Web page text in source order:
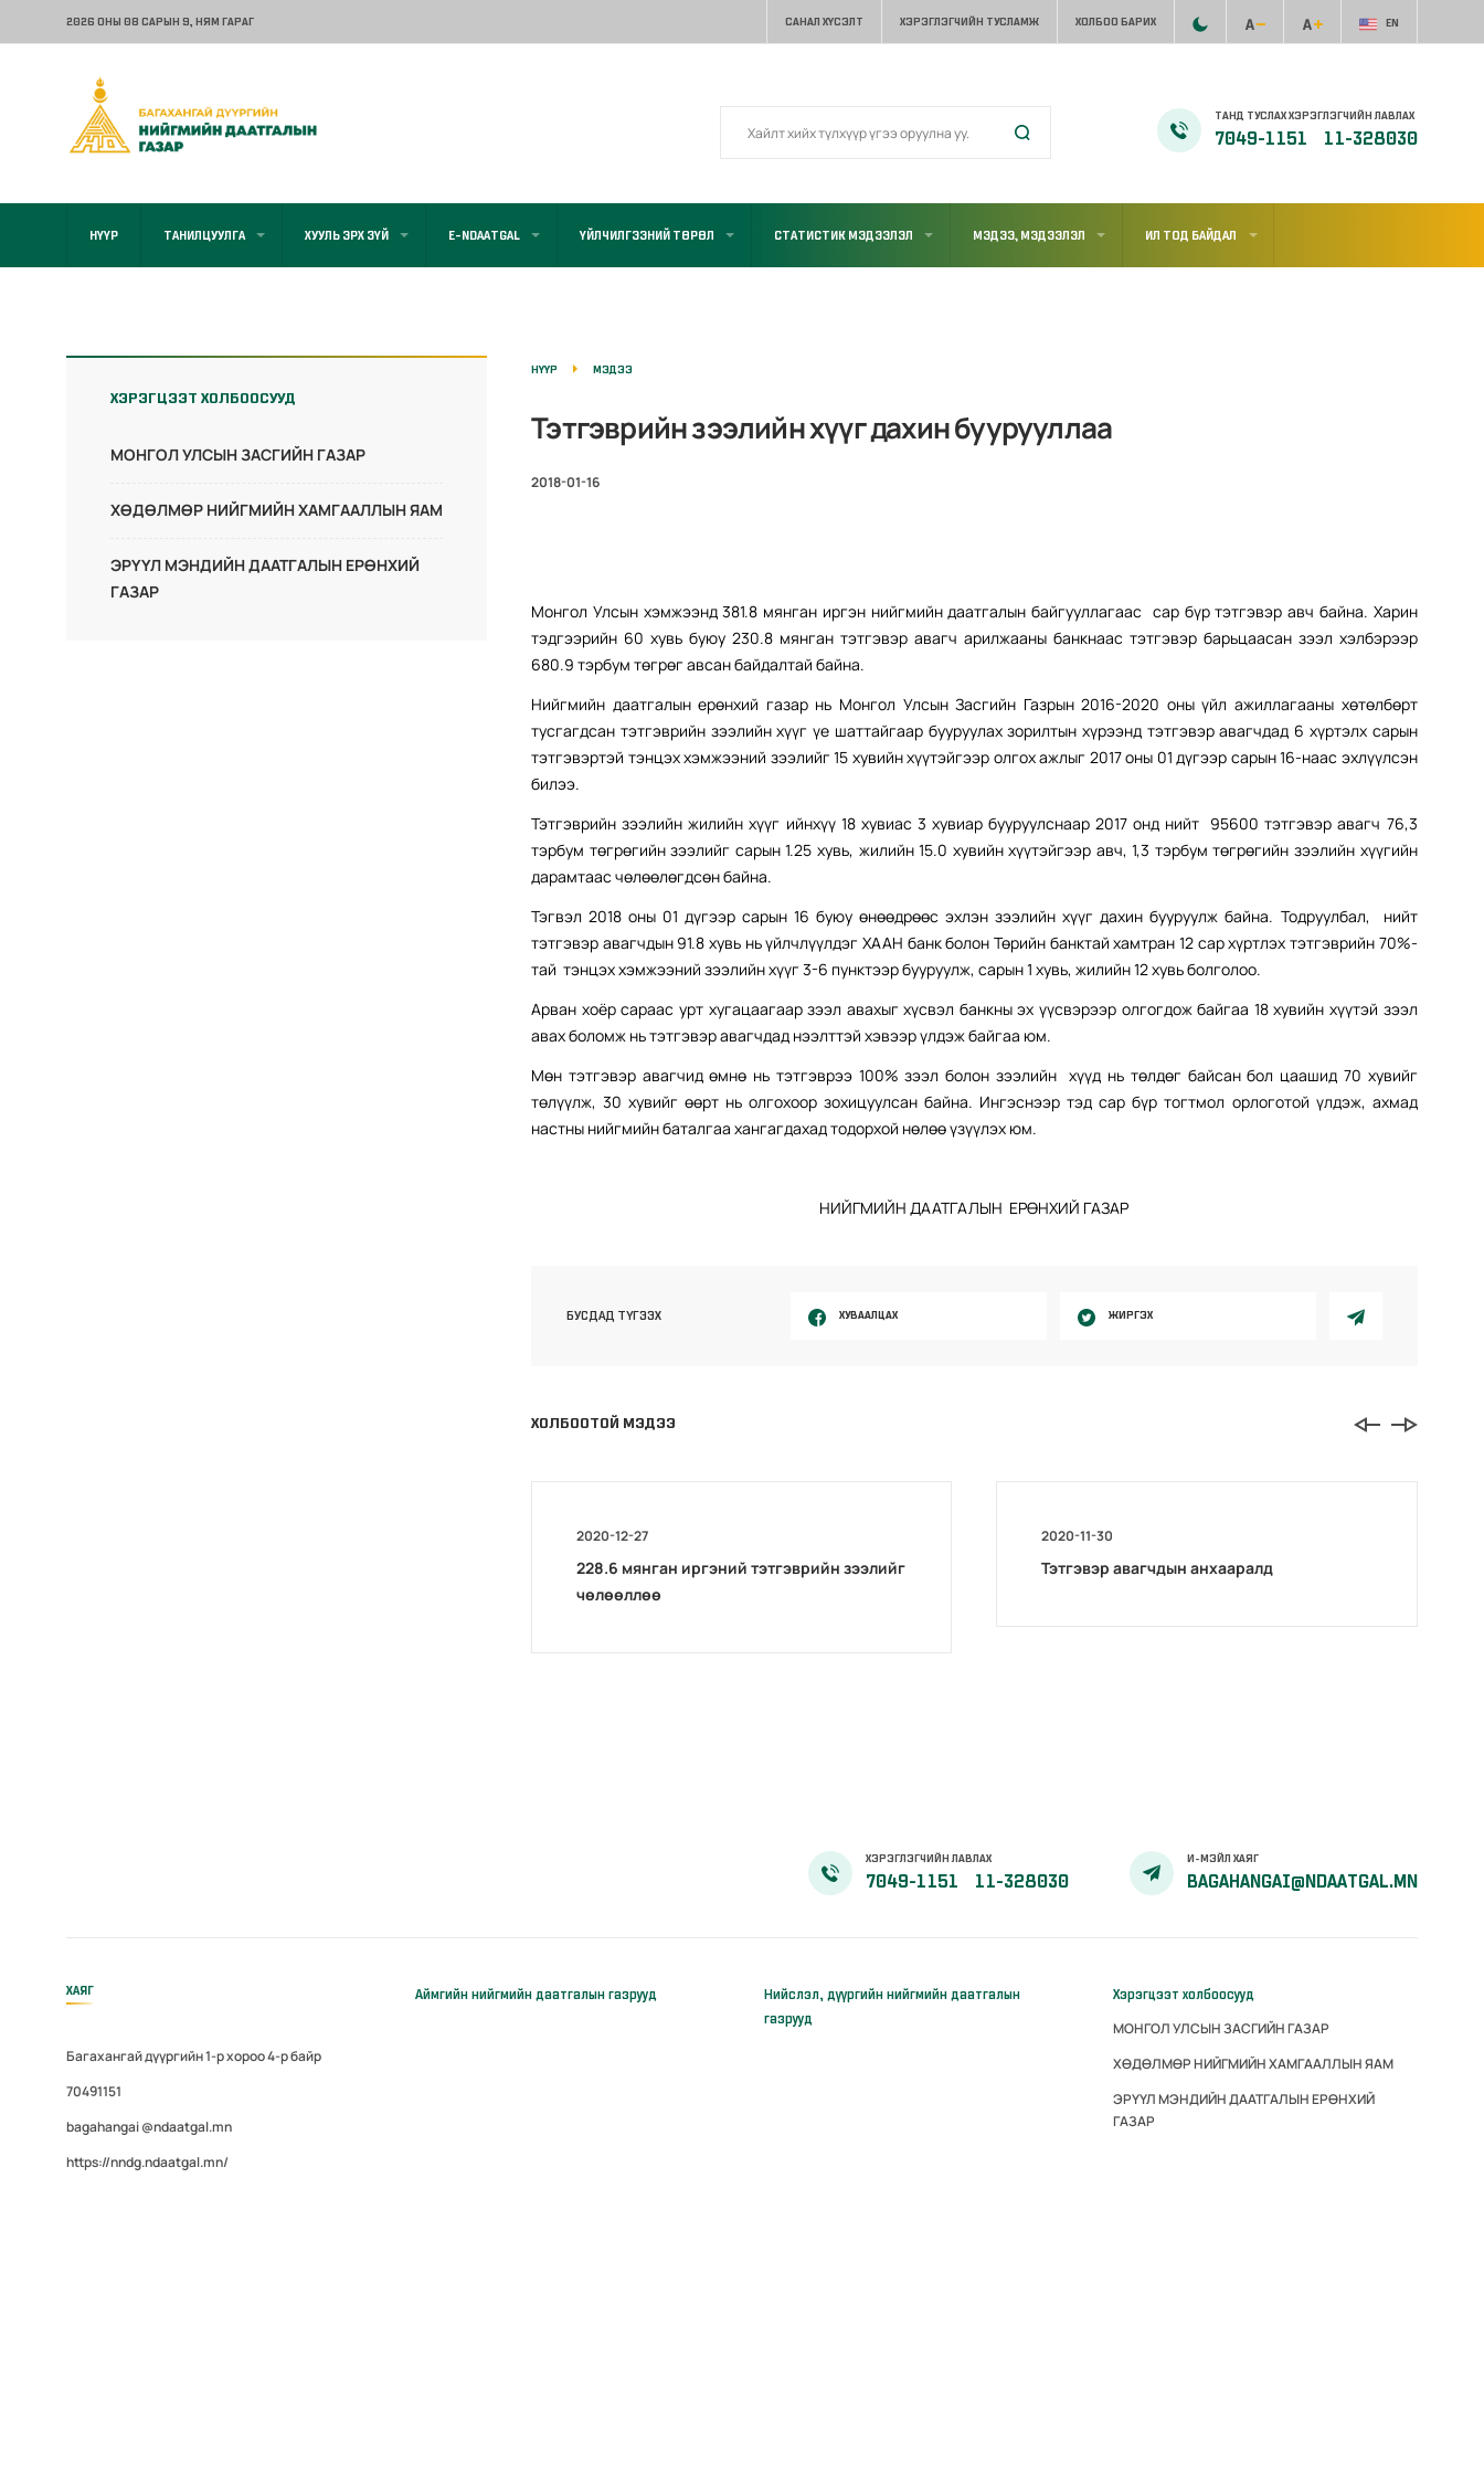
2026 ОНЫ 08 САРЫН 9, НЯМ ГАРАГ САНАЛ ХҮСЭЛТ ХЭРЭГЛЭГЧИЙН ТУСЛАМЖ ХОЛБОО БАРИХ EN
ТАНД ТУСЛАХ ХЭРЭГЛЭГЧИЙН ЛАВЛАХ
7049-1151 11-328030
НҮҮР ТАНИЛЦУУЛГА ХУУЛЬ ЭРХ ЗҮЙ E-NDAATGAL ҮЙЛЧИЛГЭЭНИЙ ТӨРӨЛ СТАТИСТИК МЭДЭЭЛЭЛ МЭДЭЭ, МЭДЭЭЛЭЛ ИЛ ТОД БАЙДАЛ
ХЭРЭГЦЭЭТ ХОЛБООСУУД
МОНГОЛ УЛСЫН ЗАСГИЙН ГАЗАР
ХӨДӨЛМӨР НИЙГМИЙН ХАМГААЛЛЫН ЯАМ
ЭРҮҮЛ МЭНДИЙН ДААТГАЛЫН ЕРӨНХИЙ
ГАЗАР
НҮҮР МЭДЭЭ
Тэтгэврийн зээлийн хүүг дахин буурууллаа
2018-01-16
Монгол Улсын хэмжээнд 381.8 мянган иргэн нийгмийн даатгалын байгууллагаас сар бүр тэтгэвэр авч байна. Харин
тэдгээрийн 60 хувь буюу 230.8 мянган тэтгэвэр авагч арилжааны банкнаас тэтгэвэр барьцаасан зээл хэлбэрээр
680.9 тэрбум төгрөг авсан байдалтай байна.
Нийгмийн даатгалын ерөнхий газар нь Монгол Улсын Засгийн Газрын 2016-2020 оны үйл ажиллагааны хөтөлбөрт
тусгагдсан тэтгэврийн зээлийн хүүг үе шаттайгаар бууруулах зорилтын хүрээнд тэтгэвэр авагчдад 6 хүртэлх сарын
тэтгэвэртэй тэнцэх хэмжээний зээлийг 15 хувийн хүүтэйгээр олгох ажлыг 2017 оны 01 дүгээр сарын 16-наас эхлүүлсэн
билээ.
Тэтгэврийн зээлийн жилийн хүүг ийнхүү 18 хувиас 3 хувиар бууруулснаар 2017 онд нийт 95600 тэтгэвэр авагч 76,3
тэрбум төгрөгийн зээлийг сарын 1.25 хувь, жилийн 15.0 хувийн хүүтэйгээр авч, 1,3 тэрбум төгрөгийн зээлийн хүүгийн
дарамтаас чөлөөлөгдсөн байна.
Тэгвэл 2018 оны 01 дүгээр сарын 16 буюу өнөөдрөөс эхлэн зээлийн хүүг дахин бууруулж байна. Тодруулбал, нийт
тэтгэвэр авагчдын 91.8 хувь нь үйлчлүүлдэг ХААН банк болон Төрийн банктай хамтран 12 сар хүртлэх тэтгэврийн 70%-
тай тэнцэх хэмжээний зээлийн хүүг 3-6 пунктээр бууруулж, сарын 1 хувь, жилийн 12 хувь болголоо.
Арван хоёр сараас урт хугацаагаар зээл авахыг хүсвэл банкны эх үүсвэрээр олгогдож байгаа 18 хувийн хүүтэй зээл
авах боломж нь тэтгэвэр авагчдад нээлттэй хэвээр үлдэж байгаа юм.
Мөн тэтгэвэр авагчид өмнө нь тэтгэврээ 100% зээл болон зээлийн хүүд нь төлдөг байсан бол цаашид 70 хувийг
төлүүлж, 30 хувийг өөрт нь олгохоор зохицуулсан байна. Ингэснээр тэд сар бүр тогтмол орлоготой үлдэж, ахмад
настны нийгмийн баталгаа хангагдахад тодорхой нөлөө үзүүлэх юм.
НИЙГМИЙН ДААТГАЛЫН ЕРӨНХИЙ ГАЗАР
БУСДАД ТҮГЭЭХ ХУВААЛЦАХ ЖИРГЭХ
ХОЛБООТОЙ МЭДЭЭ
2020-12-27
228.6 мянган иргэний тэтгэврийн зээлийг
чөлөөллөө
2020-11-30
Тэтгэвэр авагчдын анхааралд
ХЭРЭГЛЭГЧИЙН ЛАВЛАХ
7049-1151 11-328030
И-МЭЙЛ ХАЯГ
BAGAHANGAI@NDAATGAL.MN
ХАЯГ
Багахангай дүүргийн 1-р хороо 4-р байр
70491151
bagahangai @ndaatgal.mn
https://nndg.ndaatgal.mn/
Аймгийн нийгмийн даатгалын газрууд
Нийслэл, дүүргийн нийгмийн даатгалын
газрууд
Хэрэгцээт холбоосууд
МОНГОЛ УЛСЫН ЗАСГИЙН ГАЗАР
ХӨДӨЛМӨР НИЙГМИЙН ХАМГААЛЛЫН ЯАМ
ЭРҮҮЛ МЭНДИЙН ДААТГАЛЫН ЕРӨНХИЙ
ГАЗАР